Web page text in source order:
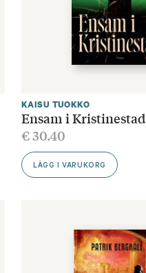
KAISU TUOKKO
Ensam i Kristinestad
€30.40
LÄGG I VARUKORG